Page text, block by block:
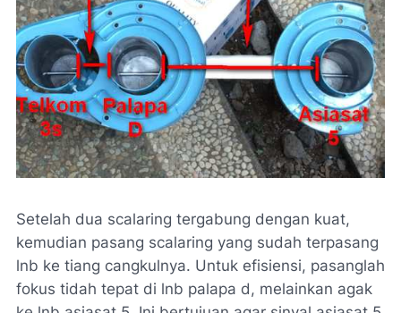
Setelah dua scalaring tergabung dengan kuat,
kemudian pasang scalaring yang sudah terpasang
lnb ke tiang cangkulnya. Untuk efisiensi, pasanglah
fokus tidah tepat di lnb palapa d, melainkan agak